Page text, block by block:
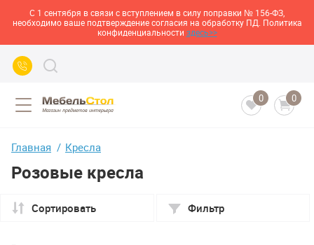
С 1 сентября в связи с вступлением в силу поправки № 156-ФЗ,
необходимо ваше подтверждение согласия на обработку ПД. Политика
конфиденциальности здесь>>
0 0
Главная Кресла
Розовые кресла
Сортировать Фильтр